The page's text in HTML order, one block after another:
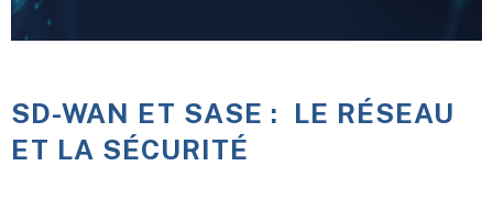
SD-WAN ET SASE : LE RÉSEAU
ET LA SÉCURITÉ